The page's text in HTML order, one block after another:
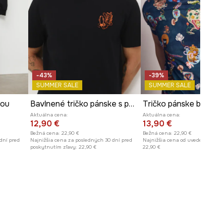
Rozmery uvedené pre veľkosť:
71 cm
56 cm
45,5 cm
Model je vysoký 188 cm a má na
sebe veľkosť M
Pozrite si rozmery produktu
pred
-43%
SUMMER SALE
Bavlnené tričko pánske s potlačou
Aktuálna cena:
12,90 €
Bežná cena: 22,90 €
Najnižšia cena za posledných 30 dní pred
poskytnutím zľavy: 22,90 €
-39%
SUMMER SALE
Aktuálna cena:
13,90 €
Bežná cena: 22,90 €
Najnižšia cena od uvedenia do
22,90 €